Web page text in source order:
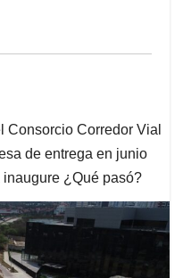
Consorcio Corredor Vial
de entrega en junio
¿Qué pasó?